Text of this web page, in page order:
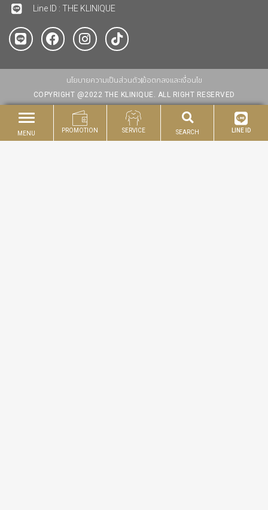
Line ID : THE KLINIQUE
นโยบายความเป็นส่วนตัวข้อตกลงและเงื่อนไข
COPYRIGHT @2022 THE KLINIQUE. ALL RIGHT RESERVED
MENU PROMOTION SERVICE SEARCH LINE ID